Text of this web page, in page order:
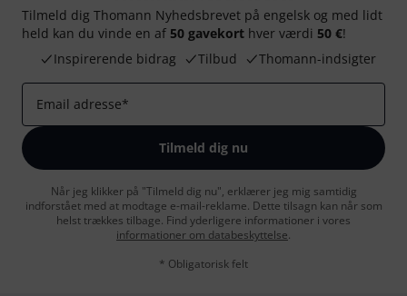
Tilmeld dig Thomann Nyhedsbrevet på engelsk og med lidt
held kan du vinde en af 50 gavekort hver værdi 50 €!
Inspirerende bidrag
Tilbud Thomann-indsigter
Email adresse*
Tilmeld dig nu
Når jeg klikker på "Tilmeld dig nu", erklærer jeg mig samtidig
indforstået med at modtage e-mail-reklame. Dette tilsagn kan når som
helst trækkes tilbage. Find yderligere informationer i vores
informationer om databeskyttelse.
* Obligatorisk felt